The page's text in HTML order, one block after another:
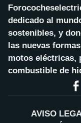
dedicado al
sostenibles, y
las nuevas
motos eléctricas,
combustible de
AVISO